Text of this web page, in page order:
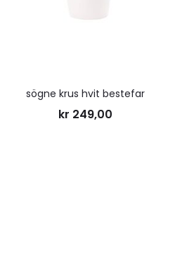
sögne krus hvit bestefar
kr 249,00